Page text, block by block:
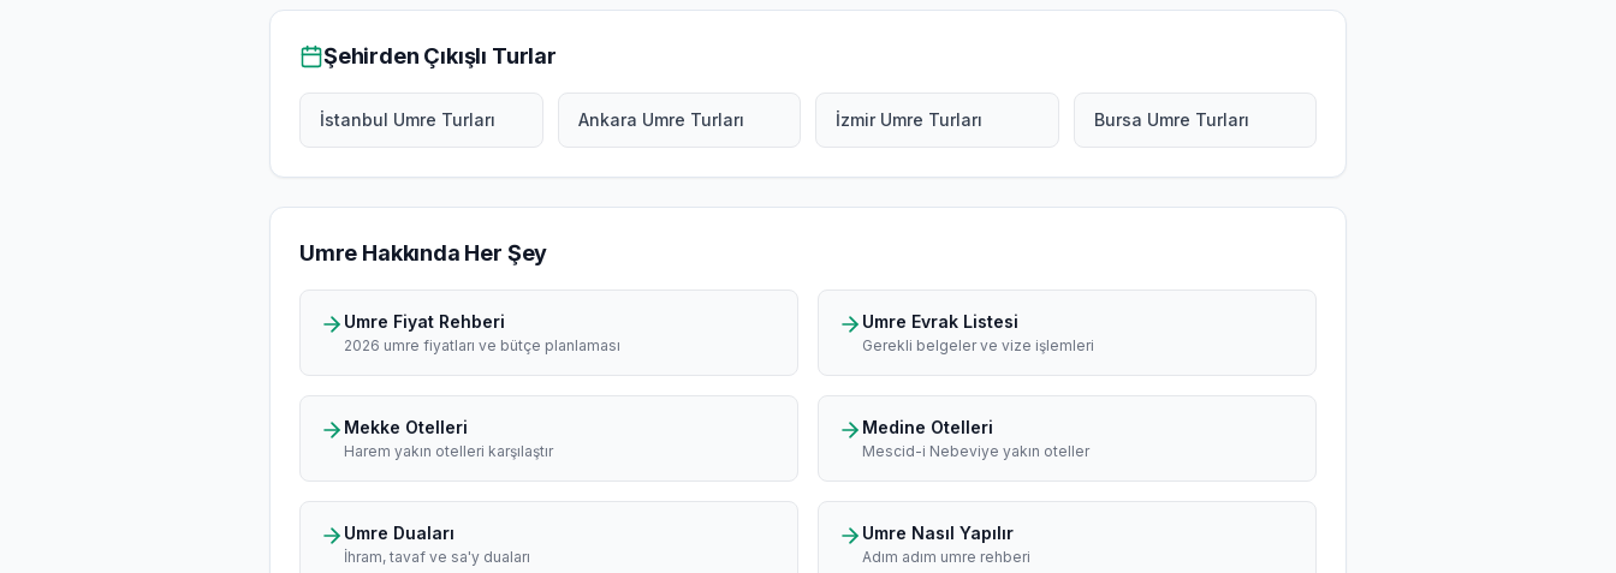
Şehirden Çıkışlı Turlar
İstanbul Umre Turları Ankara Umre Turları İzmir Umre Turları Bursa Umre Turları
Umre Hakkında Her Şey
Umre Fiyat Rehberi
2026 umre fiyatları ve bütçe planlaması
Umre Evrak Listesi
Gerekli belgeler ve vize işlemleri
Mekke Otelleri
Harem yakın otelleri karşılaştır
Medine Otelleri
Mescid-i Nebeviye yakın oteller
Umre Duaları
İhram, tavaf ve sa'y duaları
Umre Nasıl Yapılır
Adım adım umre rehberi